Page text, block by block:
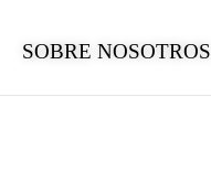
SOBRE NOSOTROS